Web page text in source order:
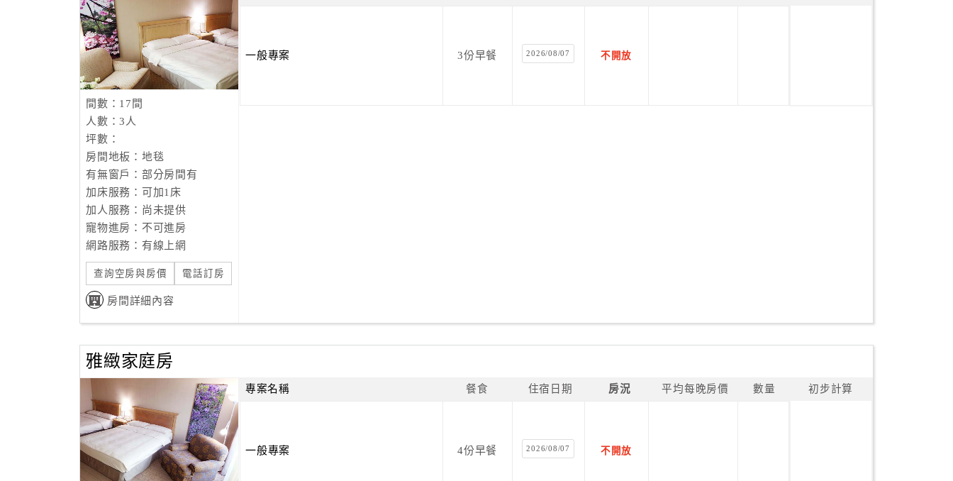
間數：17間
人數：3人
坪數：
房間地板：地毯
有無窗戶：部分房間有
加床服務：可加1床
加人服務：尚未提供
寵物進房：不可進房
網路服務：有線上網
查詢空房與房價 電話訂房
房間詳細內容
一般專案 3份早餐 2026/08/07 不開放
雅緻家庭房
專案名稱 餐食 住宿日期 房況 平均每晚房價 數量 初步計算
一般專案 4份早餐 2026/08/07 不開放